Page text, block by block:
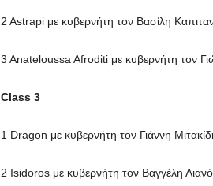
2 Αstrapi με κυβερνήτη τον Βασίλη
3 Αnateloussa Afroditi με κυβερνήτη τον
Class 3
1 Dragon με κυβερνήτη τον Γιάννη
2 Ιsidoros με κυβερνήτη τον Βαγγέλη Λιανό